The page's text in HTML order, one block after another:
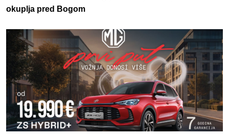
okuplja pred Bogom